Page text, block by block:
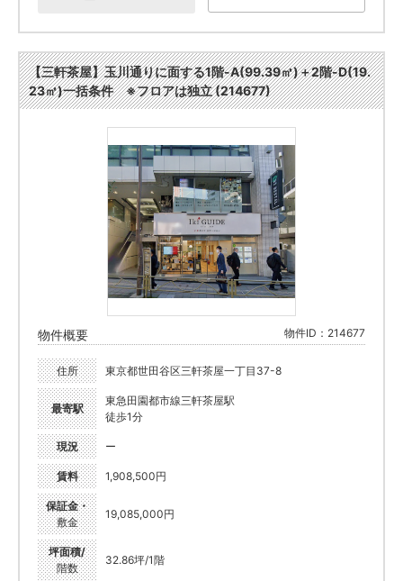
【三軒茶屋】玉川通りに面する1階-A(99.39㎡)＋2階-D(19.
23㎡)一括条件 ※フロアは独立 (214677)
物件概要 物件ID：214677
住所 東京都世田谷区三軒茶屋一丁目37-8
最寄駅
東急田園都市線三軒茶屋駅
徒歩1分
現況 ー
賃料 1,908,500円
保証金・
敷金
19,085,000円
坪面積/
階数
32.86坪/1階